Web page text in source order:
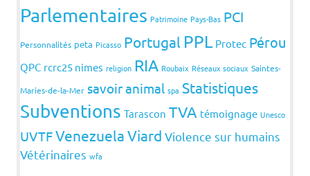
Parlementaires Patrimoine Pays-Bas PCI
Personnalités peta Picasso Portugal PPL Protec Pérou
QPC rcrc25 nimes religion RIA Roubaix Réseaux sociaux Saintes-
Maries-de-la-Mer savoir animal spa Statistiques
Subventions Tarascon TVA témoignage Unesco
UVTFVenezuelaViard Violence sur humains
Vétérinaires wfa